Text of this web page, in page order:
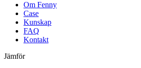
Om Fenny
Case
Kunskap
FAQ
Kontakt
Jämför